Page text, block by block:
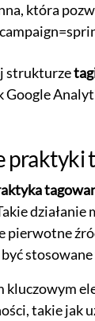
która
strukturze
Google
praktyki
działanie
pierwotne
kluczowym
takie jak